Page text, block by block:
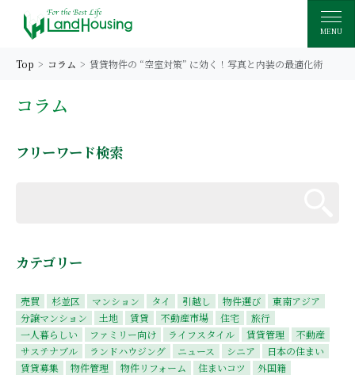
MENU
Top コラム 賃貸物件の “空室対策” に効く！写真と内装の最適化術
コラム
フリーワード検索
カテゴリー
売買 杉並区 マンション タイ 引越し 物件選び
東南アジア
分譲マンション
土地 賃貸 不動産市場 住宅
旅行
一人暮らしい
ファミリー向け ライフスタイル 賃貸管理
不動産
サステナブル
ランドハウジング ニュース シニア
日本の住まい
賃貸募集
物件管理 物件リフォーム 住まいコツ
外国籍